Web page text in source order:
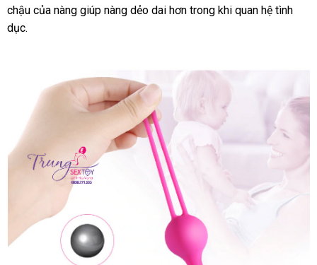
lý
chậu lớn
của nàng giúp nàng dẻo dai hơn trong khi quan hệ tình
dục.